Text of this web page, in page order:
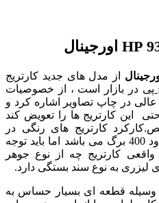
از مدل های جدید کارتریج
پی در بازار است ، از خصوصیات
عالی در چاپ تصاویر اشاره کرد و
این کارتریج ها را تعویض کند
کارتریج های رنگی در
دستگاه های پیشنهاد شده در حدود 400 برگ می باشد اما باید توجه
کارتریج چه از نوع جوهر
لیزری به نوع سند بستگی دارد.
وسیله قطعه ای بسیار حساس به